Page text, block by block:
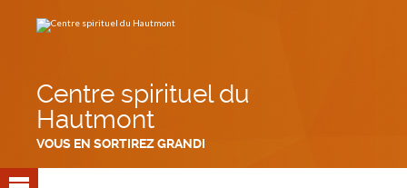
contenu.
Centre spirituel du
Hautmont
VOUS EN SORTIREZ GRANDI